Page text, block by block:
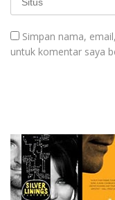
Simpan nama,
untuk komentar saya